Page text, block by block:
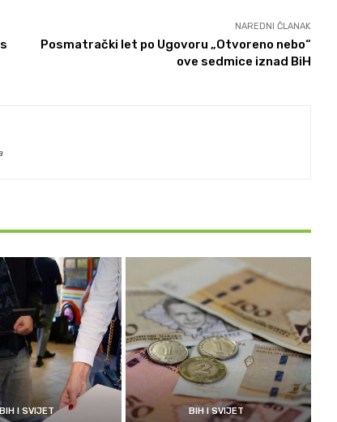
NAREDNI ČLANAK
Posmatrački let po Ugovoru „Otvoreno nebo“
ove sedmice iznad BiH
BIH I SVIJET BIH I SVIJET